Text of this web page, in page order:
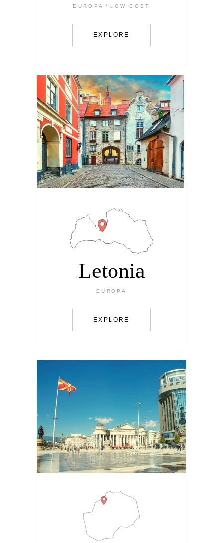
EUROPA LOW COST
EXPLORE
Letonia
EUROPA
EXPLORE